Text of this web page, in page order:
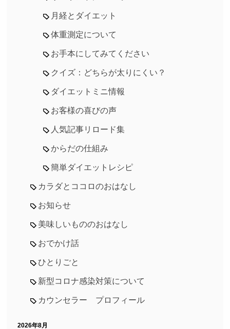
月経とダイエット
体重測定について
お手本にしてみてください
クイズ：どちらが太りにくい？
ダイエットミニ情報
お客様の喜びの声
人気記事リロード集
からだの仕組み
簡単ダイエットレシピ
カラダとココロのおはなし
お知らせ
美味しいもののおはなし
おでかけ話
ひとりごと
新型コロナ感染対策について
カウンセラー プロフィール
2026年8月